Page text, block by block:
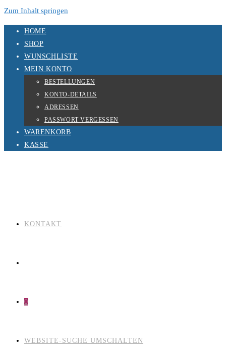
Zum Inhalt springen
HOME
SHOP
WUNSCHLISTE
MEIN KONTO
BESTELLUNGEN
KONTO-DETAILS
ADRESSEN
PASSWORT VERGESSEN
WARENKORB
KASSE
KONTAKT
0
WEBSITE-SUCHE UMSCHALTEN